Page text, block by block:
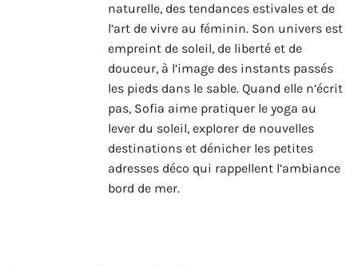
naturelle, des tendances estivales et de
l’art de vivre au féminin. Son univers est
empreint de soleil, de liberté et de
douceur, à l’image des instants passés
les pieds dans le sable. Quand elle n’écrit
pas, Sofia aime pratiquer le yoga au
lever du soleil, explorer de nouvelles
destinations et dénicher les petites
adresses déco qui rappellent l’ambiance
bord de mer.